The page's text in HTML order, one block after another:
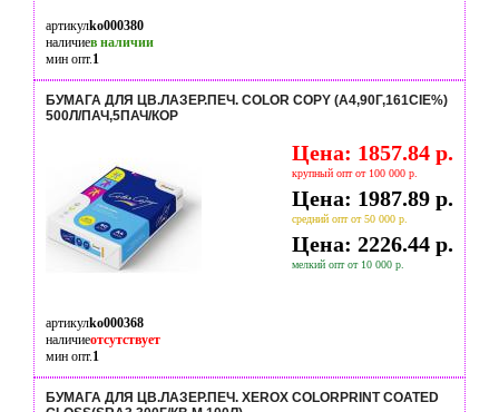
артикулko000380
наличиев наличии
мин опт.1
БУМАГА ДЛЯ ЦВ.ЛАЗЕР.ПЕЧ. COLOR COPY (А4,90Г,161CIE%)
500Л/ПАЧ,5ПАЧ/КОР
Цена: 1857.84 р.
крупный опт от 100 000 р.
Цена: 1987.89 р.
средний опт от 50 000 р.
Цена: 2226.44 р.
мелкий опт от 10 000 р.
артикулko000368
наличиеотсутствует
мин опт.1
БУМАГА ДЛЯ ЦВ.ЛАЗЕР.ПЕЧ. XEROX COLORPRINT COATED